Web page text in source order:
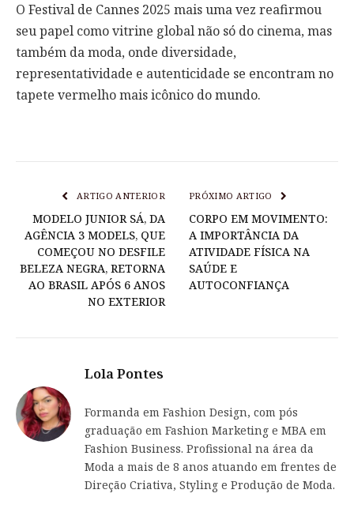
O Festival de Cannes 2025 mais uma vez reafirmou
seu papel como vitrine global não só do cinema, mas
também da moda, onde diversidade,
representatividade e autenticidade se encontram no
tapete vermelho mais icônico do mundo.
ARTIGO ANTERIOR
MODELO JUNIOR SÁ, DA
AGÊNCIA 3 MODELS, QUE
COMEÇOU NO DESFILE
BELEZA NEGRA, RETORNA
AO BRASIL APÓS 6 ANOS
NO EXTERIOR
PRÓXIMO ARTIGO
CORPO EM MOVIMENTO:
A IMPORTÂNCIA DA
ATIVIDADE FÍSICA NA
SAÚDE E
AUTOCONFIANÇA
Lola Pontes
Formanda em Fashion Design, com pós
graduação em Fashion Marketing e MBA em
Fashion Business. Profissional na área da
Moda a mais de 8 anos atuando em frentes de
Direção Criativa, Styling e Produção de Moda.